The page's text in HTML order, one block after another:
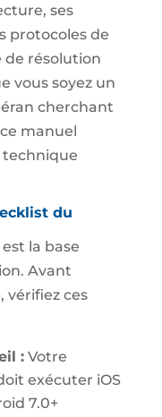
ses
protocoles de
résolution
vous soyez un
cherchant
manuel
technique
du
la base
Avant
vérifiez ces
:Votre
exécuter iOS
7.0+